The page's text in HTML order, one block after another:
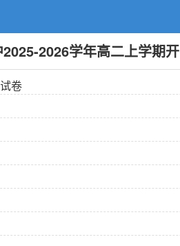
2026学年高二上学期
卷